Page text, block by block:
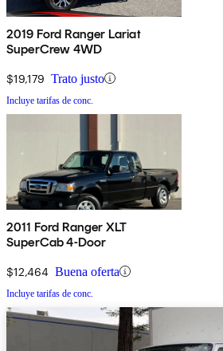
2019 Ford Ranger Lariat
SuperCrew 4WD
$19,179 Trato justo
Incluye tarifas de conc.
2011 Ford Ranger XLT
SuperCab 4-Door
$12,464 Buena oferta
Incluye tarifas de conc.